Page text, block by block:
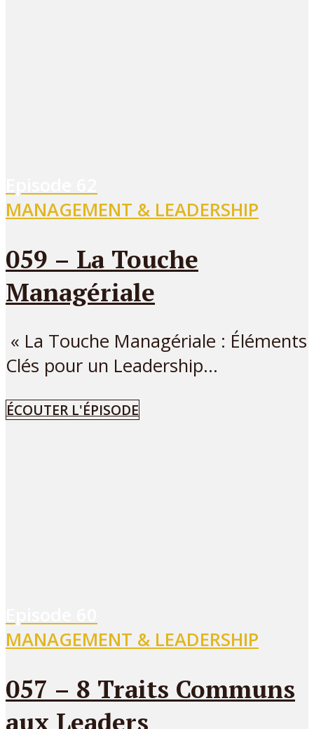
MANAGEMENT & LEADERSHIP
059 – La Touche
Managériale
« La Touche Managériale : Éléments
Clés pour un Leadership...
ÉCOUTER L'ÉPISODE
MANAGEMENT & LEADERSHIP
057 – 8 Traits Communs
aux Leaders